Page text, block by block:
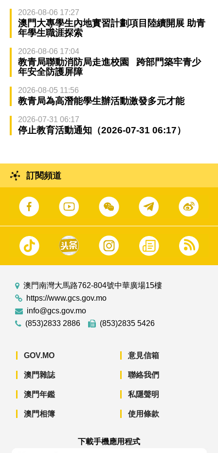
2026-08-06 17:27
澳門大專學生內地實習計劃項目陸續開展 助青
年學生職涯探索
2026-08-06 17:04
教青局聯動消防局走進校園 跨部門築牢青少
年安全防護屏障
2026-08-05 11:56
教青局為高潛能學生辦活動激發多元才能
2026-07-31 06:17
停止教育活動通知（2026-07-31 06:17）
訂閱頻道
澳門南灣大馬路762-804號中華廣場15樓
https://www.gcs.gov.mo
info@gcs.gov.mo
(853)2833 2886
(853)2835 5426
GOV.MO
澳門雜誌
澳門年鑑
澳門相簿
意見信箱
聯絡我們
私隱聲明
使用條款
下載手機應用程式